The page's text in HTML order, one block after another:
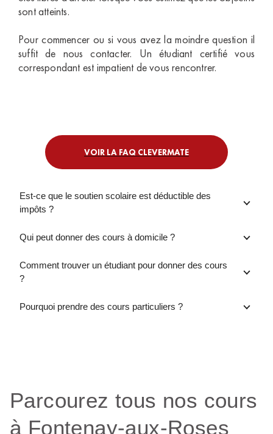
sont atteints.
Pour commencer ou si vous avez la moindre question il
suffit de nous contacter. Un étudiant certifié vous
correspondant est impatient de vous rencontrer.
VOIR LA FAQ CLEVERMATE
Est-ce que le soutien scolaire est déductible des
impôts ?
Qui peut donner des cours à domicile ?
Comment trouver un étudiant pour donner des cours
?
Pourquoi prendre des cours particuliers ?
Parcourez tous nos cours
à Fontenay-aux-Roses